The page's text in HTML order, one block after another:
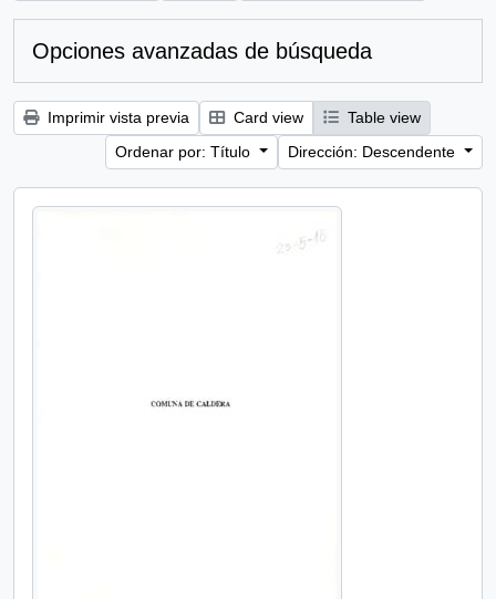
Opciones avanzadas de búsqueda
Imprimir vista previa Card view
Table view
Ordenar por: Título
Dirección: Descendente